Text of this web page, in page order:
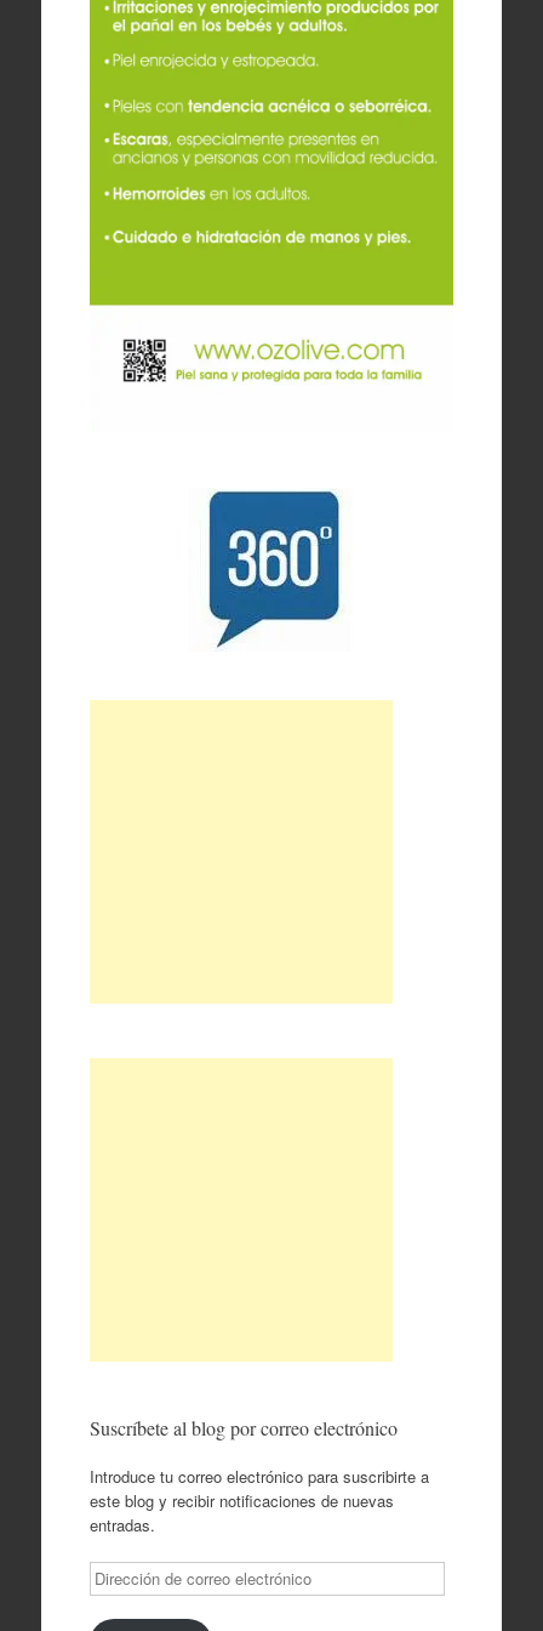
Suscríbete al blog por correo electrónico
Introduce tu correo electrónico para suscribirte a
este blog y recibir notificaciones de nuevas
entradas.
Dirección
de
correo